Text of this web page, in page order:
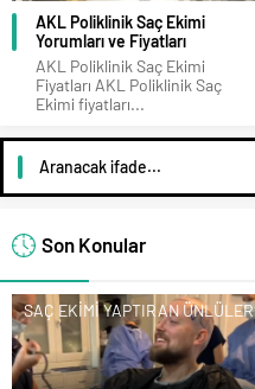
AKL Poliklinik Saç Ekimi
Yorumları ve Fiyatları
AKL Poliklinik Saç Ekimi
Fiyatları AKL Poliklinik Saç
Ekimi fiyatları...
Son Konular
SAÇ EKIMI YAPTIRAN ÜNLÜLER